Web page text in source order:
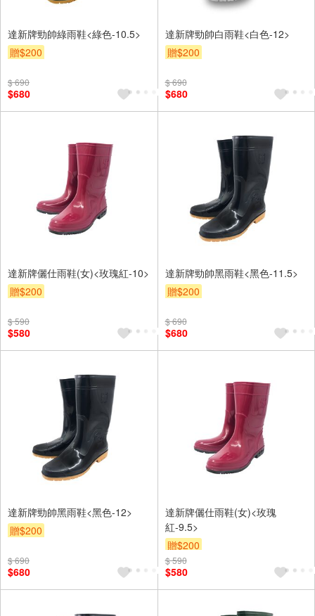
達新牌勁帥綠雨鞋<綠色-10.5>
贈$200
$ 690
$680
達新牌勁帥白雨鞋<白色-12>
贈$200
$ 690
$680
達新牌儷仕雨鞋(女)<玫瑰紅-10>
贈$200
$ 590
$580
達新牌勁帥黑雨鞋<黑色-11.5>
贈$200
$ 690
$680
達新牌勁帥黑雨鞋<黑色-12>
贈$200
$ 690
$680
達新牌儷仕雨鞋(女)<玫瑰
紅-9.5>
贈$200
$ 590
$580